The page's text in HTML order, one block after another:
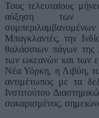
Τους τελευταίους
αύξηση των
Μπαγκλαντές, την
θαλάσσιων πάγων της
των ωκεανών και των
Νέα Υόρκη, η Λιβύη,
αντιμέτωπος με τα
Ινστιτούτου
σοκαρισμένος,